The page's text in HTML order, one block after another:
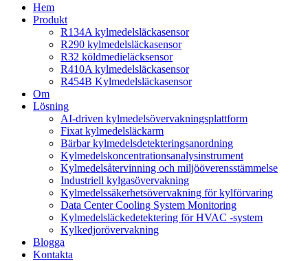
Hem
Produkt
R134A kylmedelsläckasensor
R290 kylmedelsläckasensor
R32 köldmedieläcksensor
R410A kylmedelsläckasensor
R454B Kylmedelsläckasensor
Om
Lösning
AI-driven kylmedelsövervakningsplattform
Fixat kylmedelsläckarm
Bärbar kylmedelsdetekteringsanordning
Kylmedelskoncentrationsanalysinstrument
Kylmedelsåtervinning och miljööverensstämmelse
Industriell kylgasövervakning
Kylmedelssäkerhetsövervakning för kylförvaring
Data Center Cooling System Monitoring
Kylmedelsläckedetektering för HVAC -system
Kylkedjorövervakning
Blogga
Kontakta